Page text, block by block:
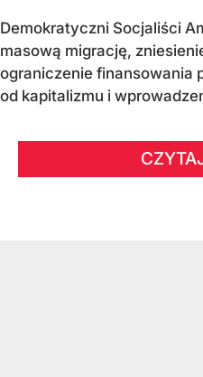
Demokratyczni Socjaliści
masową migrację,
ograniczenie finansowania
od kapitalizmu i